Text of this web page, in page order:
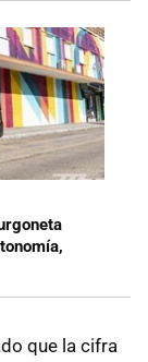
que la cifra